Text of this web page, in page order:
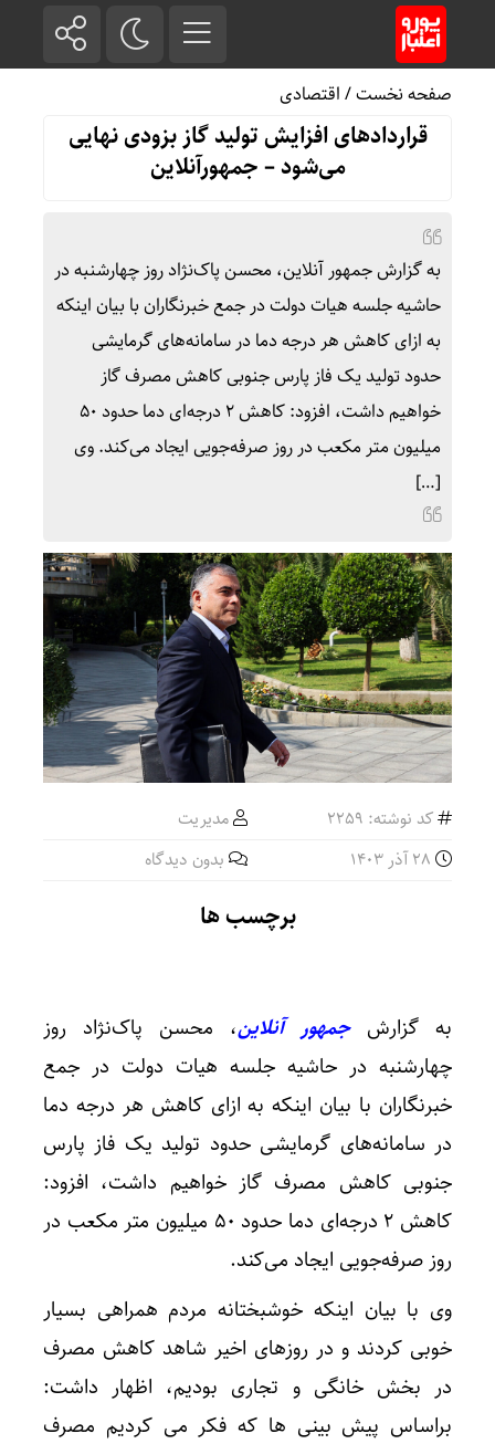
صفحه نخست/اقتصادی
قراردادهای افزایش تولید گاز بزودی نهایی
می‌شود – جمهورآنلاین
به گزارش جمهور آنلاین، محسن پاک‌نژاد روز چهارشنبه در
حاشیه جلسه هیات دولت در جمع خبرنگاران با بیان اینکه
به ازای کاهش هر درجه دما در سامانه‌های گرمایشی
حدود تولید یک فاز پارس جنوبی کاهش مصرف گاز
خواهیم داشت، افزود: کاهش ۲ درجه‌ای دما حدود ۵۰
میلیون متر مکعب در روز صرفه‌جویی ایجاد می‌کند. وی
[…]
کد نوشته: 2259
مدیریت
بدون دیدگاه
برچسب ها
به گزارشجمهور آنلاین، محسن پاک‌نژاد روز
چهارشنبه در حاشیه جلسه هیات دولت در جمع
خبرنگاران با بیان اینکه به ازای کاهش هر درجه دما
در سامانه‌های گرمایشی حدود تولید یک فاز پارس
جنوبی کاهش مصرف گاز خواهیم داشت، افزود:
کاهش ۲ درجه‌ای دما حدود ۵۰ میلیون متر مکعب در
روز صرفه‌جویی ایجاد می‌کند.
وی با بیان اینکه خوشبختانه مردم همراهی بسیار
خوبی کردند و در روزهای اخیر شاهد کاهش مصرف
در بخش خانگی و تجاری بودیم، اظهار داشت:
براساس پیش بینی ها که فکر می کردیم مصرف